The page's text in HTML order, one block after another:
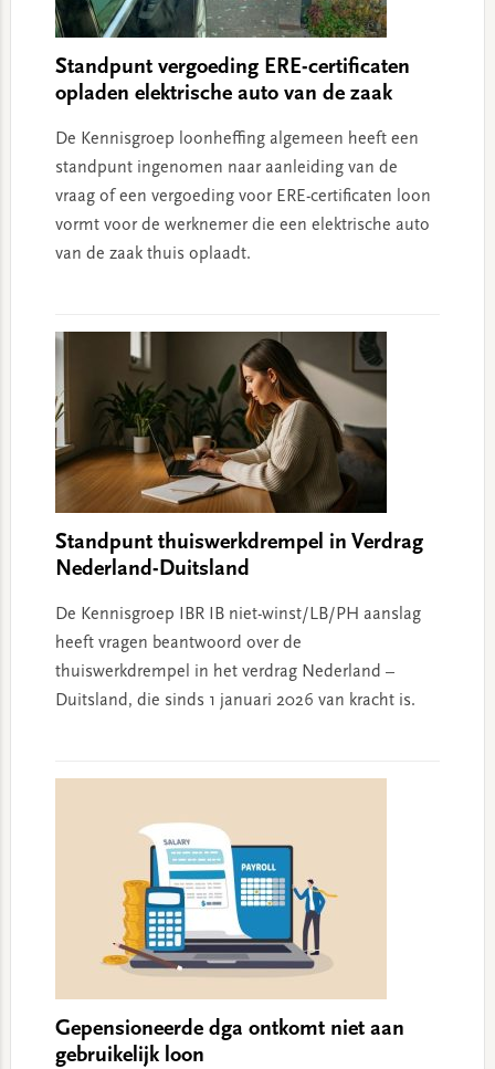
Standpunt vergoeding ERE-certificaten
opladen elektrische auto van de zaak
De Kennisgroep loonheffing algemeen heeft een
standpunt ingenomen naar aanleiding van de
vraag of een vergoeding voor ERE-certificaten loon
vormt voor de werknemer die een elektrische auto
van de zaak thuis oplaadt.
Standpunt thuiswerkdrempel in Verdrag
Nederland-Duitsland
De Kennisgroep IBR IB niet-winst/LB/PH aanslag
heeft vragen beantwoord over de
thuiswerkdrempel in het verdrag Nederland –
Duitsland, die sinds 1 januari 2026 van kracht is.
Gepensioneerde dga ontkomt niet aan
gebruikelijk loon